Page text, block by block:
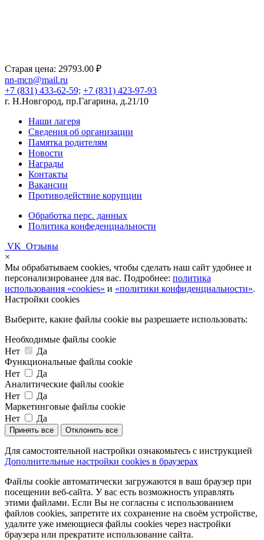
Старая цена: 29793.00 ₽
nn-mcn@mail.ru
+7 (831) 433-62-59; +7 (831) 423-97-93
г. Н.Новгород, пр.Гагарина, д.21/10
Наши лагеря
Сведения об организации
Памятка родителям
Новости
Награды
Контакты
Вакансии
Противодействие корупции
Обработка перс. данных
Политика конфеденциальности
VK Отзывы
×
Мы обрабатываем cookies, чтобы сделать наш сайт удобнее и
персонализированее для вас. Подробнее: политика
использования «cookies» и «политики конфиденциальности».
Настройки cookies
Выберите, какие файлы cookie вы разрешаете использовать:
Необходимые файлы cookie
Нет
Да
Функциональные файлы cookie
Нет
Да
Аналитические файлы cookie
Нет
Да
Маркетинговые файлы cookie
Нет
Да
Принять все Отклонить все
Для самостоятельной настройки ознакомьтесь с инструкцией
Дополнительные настройки cookies в браузерах
Файлы cookie автоматически загружаются в ваш браузер при
посещении веб-сайта. У вас есть возможность управлять
этими файлами. Если Вы не согласны с использованием
файлов cookies, запретите их сохранение на своём устройстве,
удалите уже имеющиеся файлы cookies через настройки
браузера или прекратите использование сайта.